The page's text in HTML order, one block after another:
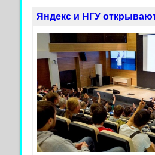
Яндекс и НГУ